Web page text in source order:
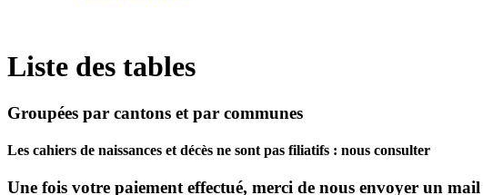
Liste des tables
Groupées par cantons et par communes
Les cahiers de naissances et décès ne sont pas filiatifs : nous consulter
Une fois votre paiement effectué, merci de nous envoyer un